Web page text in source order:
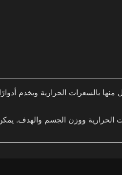
بالسعرات الحرارية ويخدم
الحرارية ووزن الجسم والهدف.